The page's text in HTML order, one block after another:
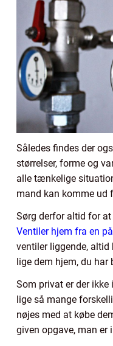
Således findes der
størrelser, forme og
alle tænkelige
mand kan komme ud
Sørg derfor altid for
Ventiler hjem fra en
ventiler liggende,
lige dem hjem, du har
Som privat er der
lige så mange
nøjes med at købe
given opgave, man er